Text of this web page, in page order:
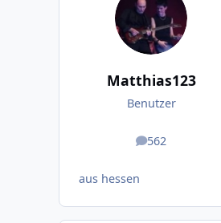
Matthias123
Benutzer
562
Beiträge
aus hessen